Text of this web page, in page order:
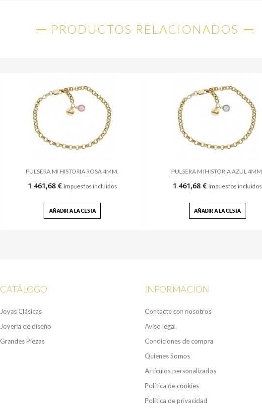
PRODUCTOS RELACIONADOS
PULSERA MI HISTORIA ROSA 4MM.
1 461,68 € Impuestos incluidos
AÑADIR A LA CESTA
PULSERA MI HISTORIA AZUL 4MM.
1 461,68 € Impuestos incluidos
AÑADIR A LA CESTA
CATÁLOGO
Joyas Clásicas
Joyería de diseño
Grandes Piezas
INFORMACIÓN
Contacte con nosotros
Aviso legal
Condiciones de compra
Quienes Somos
Artículos personalizados
Política de cookies
Política de privacidad